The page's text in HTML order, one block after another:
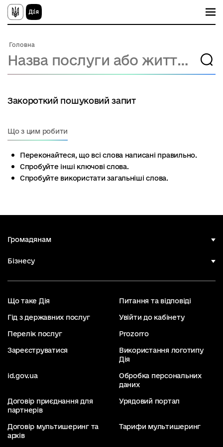
П
е
р
й
д
о
н
о
г
Головна
Закороткий пошуковий запит
Що з цим робити
Переконайтеся, що всі слова написані правильно.
Спробуйте інші ключові слова.
Спробуйте використати загальніші слова.
Громадянам
Бізнесу
Що таке Дія Питання та відповіді
Гід з державних послуг Увійти до кабінету
Перелік послуг Prozorro
Зареєструватися
Використання логотипу
Дія
id.gov.ua
Обробка персональних
даних
Договір приєднання для
партнерів
Урядовий портал
Договір мультишеринг та
архів
Тарифи мультишеринг